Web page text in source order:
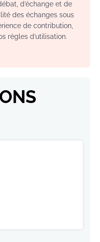
d’échange et de
des échanges sous
de contribution,
règles d’utilisation.